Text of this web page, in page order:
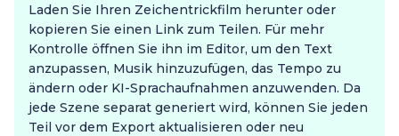
Laden Sie Ihren Zeichentrickfilm herunter oder
kopieren Sie einen Link zum Teilen. Für mehr
Kontrolle öffnen Sie ihn im Editor, um den Text
anzupassen, Musik hinzuzufügen, das Tempo zu
ändern oder KI-Sprachaufnahmen anzuwenden. Da
jede Szene separat generiert wird, können Sie jeden
Teil vor dem Export aktualisieren oder neu